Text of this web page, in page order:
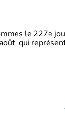
le 227e
qui